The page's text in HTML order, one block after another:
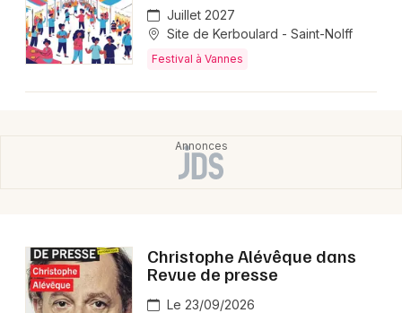
Juillet 2027
Site de Kerboulard - Saint-Nolff
Festival à Vannes
Christophe Alévêque dans
Revue de presse
Le 23/09/2026